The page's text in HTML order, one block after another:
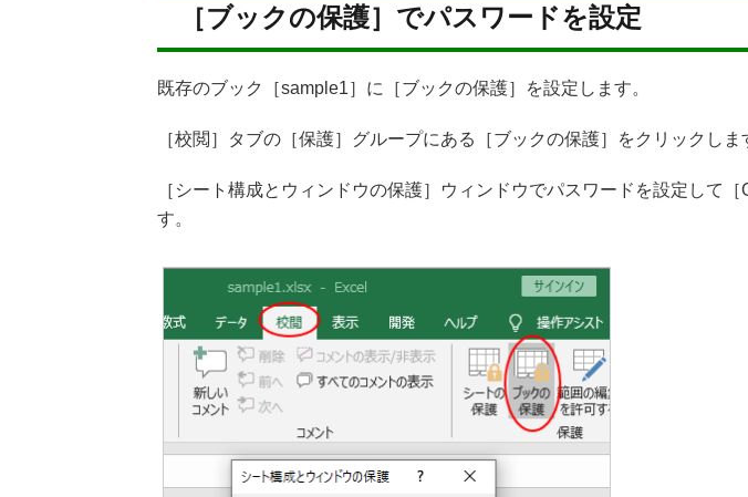
［ブックの保護］でパスワードを設定
既存のブック［sample1］に［ブックの保護］を設定します。
［校閲］タブの［保護］グループにある［ブックの保護］をクリックしま
［シート構成とウィンドウの保護］ウィンドウでパスワードを設定して
す。